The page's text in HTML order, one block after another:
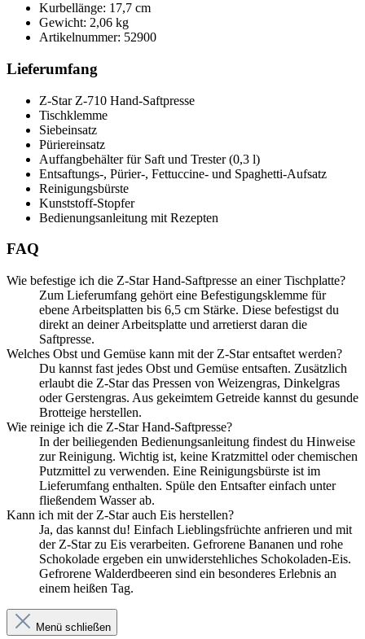
Kurbellänge: 17,7 cm
Gewicht: 2,06 kg
Artikelnummer: 52900
Lieferumfang
Z-Star Z-710 Hand-Saftpresse
Tischklemme
Siebeinsatz
Püriereinsatz
Auffangbehälter für Saft und Trester (0,3 l)
Entsaftungs-, Pürier-, Fettuccine- und Spaghetti-Aufsatz
Reinigungsbürste
Kunststoff-Stopfer
Bedienungsanleitung mit Rezepten
FAQ
Wie befestige ich die Z-Star Hand-Saftpresse an einer Tischplatte?
Zum Lieferumfang gehört eine Befestigungsklemme für
ebene Arbeitsplatten bis 6,5 cm Stärke. Diese befestigst du
direkt an deiner Arbeitsplatte und arretierst daran die
Saftpresse.
Welches Obst und Gemüse kann mit der Z-Star entsaftet werden?
Du kannst fast jedes Obst und Gemüse entsaften. Zusätzlich
erlaubt die Z-Star das Pressen von Weizengras, Dinkelgras
oder Gerstengras. Aus gekeimtem Getreide kannst du gesunde
Brotteige herstellen.
Wie reinige ich die Z-Star Hand-Saftpresse?
In der beiliegenden Bedienungsanleitung findest du Hinweise
zur Reinigung. Wichtig ist, keine Kratzmittel oder chemischen
Putzmittel zu verwenden. Eine Reinigungsbürste ist im
Lieferumfang enthalten. Spüle den Entsafter einfach unter
fließendem Wasser ab.
Kann ich mit der Z-Star auch Eis herstellen?
Ja, das kannst du! Einfach Lieblingsfrüchte anfrieren und mit
der Z-Star zu Eis verarbeiten. Gefrorene Bananen und rohe
Schokolade ergeben ein unwiderstehliches Schokoladen-Eis.
Gefrorene Walderdbeeren sind ein besonderes Erlebnis an
einem heißen Tag.
Menü schließen